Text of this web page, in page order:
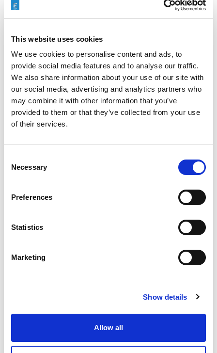
This website uses cookies
We use cookies to personalise content and ads, to
provide social media features and to analyse our traffic.
We also share information about your use of our site with
our social media, advertising and analytics partners who
may combine it with other information that you’ve
provided to them or that they’ve collected from your use
of their services.
Selection
Necessary
Preferences
Statistics
Marketing
Show details
Allow all
製造技術トレーニング用のHone ECMおよびTEM
の専門知識を押し出します。
このプログラムは、デブナート・ゴスワミ氏、エクスツル
ードホーンインドPvtのマネージングディレクターが主導
Extrude Hone Indiaなどのさまざまな業界で、機械の設
計と建設、プロジェクト管理、工作機械のマーケティング
に30年以上の経験を持つ彼は、バリ取り技術の真の専門
家です。
エクスツルードホーンインドは、いくつかの業界(自動
車、航空宇宙など)向けに
流体研磨
し、資本財の販売とスペアパーツ、およびアフターサービ
の産業と深く結びついています
ジニアリングセンターでもあります。